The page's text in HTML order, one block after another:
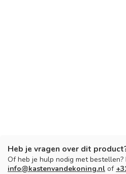
Heb je vragen over dit
Of heb je hulp nodig met
info@kastenvandekoning.nl of